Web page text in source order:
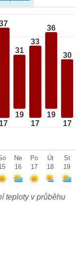
17
31
19
33
17
36
19
30
17
Ne
16
Po
17
Út
18
St
19
teploty v průběhu